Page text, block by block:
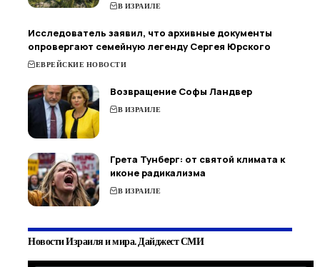
В ИЗРАИЛЕ
Исследователь заявил, что архивные документы
опровергают семейную легенду Сергея Юрского
ЕВРЕЙСКИЕ НОВОСТИ
Возвращение Софы Ландвер
В ИЗРАИЛЕ
Грета Тунберг: от святой климата к
иконе радикализма
В ИЗРАИЛЕ
Новости Израиля и мира. Дайджест СМИ